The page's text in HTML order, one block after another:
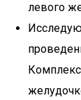
левого